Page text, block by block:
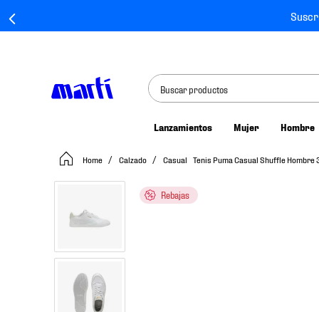
Buscar productos
Lanzamientos Mujer Hombre
Calzado Casual Tenis Puma Casual Shuffle
Rebajas
tenis mujer